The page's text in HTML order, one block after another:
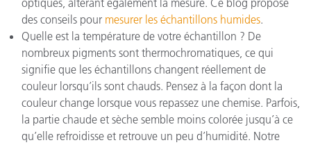
optiques, altérant également la mesure. Ce blog propose
des conseils pour mesurer les échantillons humides.
Quelle est la température de votre échantillon ? De
nombreux pigments sont thermochromatiques, ce qui
signifie que les échantillons changent réellement de
couleur lorsqu’ils sont chauds. Pensez à la façon dont la
couleur change lorsque vous repassez une chemise. Parfois,
la partie chaude et sèche semble moins colorée jusqu’à ce
qu’elle refroidisse et retrouve un peu d’humidité. Notre